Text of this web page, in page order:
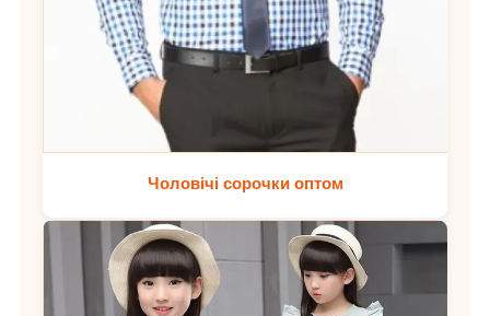
Чоловічі сорочки оптом